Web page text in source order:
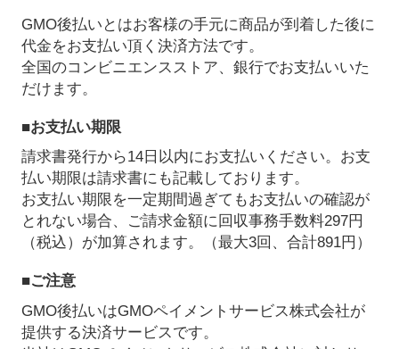
GMO後払いとはお客様の手元に商品が到着した後に
代金をお支払い頂く決済方法です。
全国のコンビニエンスストア、銀行でお支払いいた
だけます。
■お支払い期限
請求書発行から14日以内にお支払いください。お支
払い期限は請求書にも記載しております。
お支払い期限を一定期間過ぎてもお支払いの確認が
とれない場合、ご請求金額に回収事務手数料297円
（税込）が加算されます。（最大3回、合計891円）
■ご注意
GMO後払いはGMOペイメントサービス株式会社が
提供する決済サービスです。